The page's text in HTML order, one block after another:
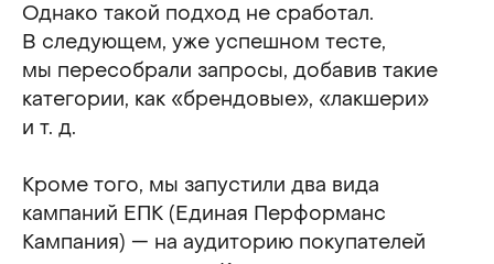
Однако такой подход не сработал.
В следующем, уже успешном тесте,
мы пересобрали запросы, добавив такие
категории, как «брендовые», «лакшери»
и т. д.
Кроме того, мы запустили два вида
кампаний ЕПК (Единая Перформанс
Кампания) — на аудиторию покупателей